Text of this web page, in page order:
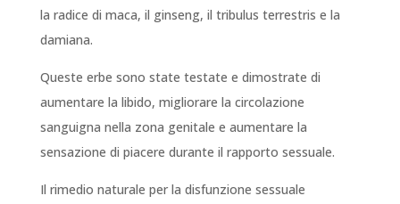
la radice di maca, il ginseng, il tribulus terrestris e la
damiana.
Queste erbe sono state testate e dimostrate di
aumentare la libido, migliorare la circolazione
sanguigna nella zona genitale e aumentare la
sensazione di piacere durante il rapporto sessuale.
Il rimedio naturale per la disfunzione sessuale